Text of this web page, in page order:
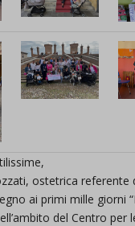
ostetrica referente
ai primi mille giorni
del Centro per